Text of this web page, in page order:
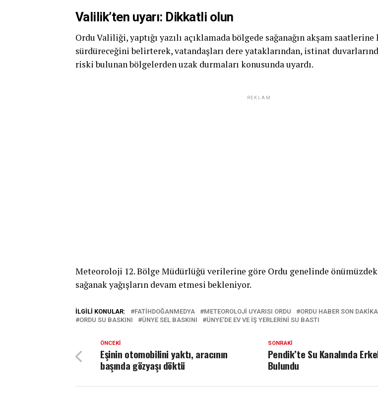
Valilik’ten uyarı: Dikkatli olun
Ordu Valiliği, yaptığı yazılı açıklamada bölgede sağanağın akşam
sürdüreceğini belirterek, vatandaşları dere yataklarından, istinat
riski bulunan bölgelerden uzak durmaları konusunda uyardı.
REKLAM
Meteoroloji 12. Bölge Müdürlüğü verilerine göre Ordu genelinde
sağanak yağışların devam etmesi bekleniyor.
İLGILI KONULAR: FATIHDOĞANMEDYA METEOROLOJI UYARISI ORDU ORDU HABER SON DAKIKA
ORDU SU BASKINI
ÜNYE SEL BASKINI ÜNYE’DE EV VE IŞ YERLERINI SU BASTI
SONRAKI
Pendik’te Su Kanalında
Bulundu
ÖNCEKI
Eşinin otomobilini yaktı, aracının
başında gözyaşı döktü